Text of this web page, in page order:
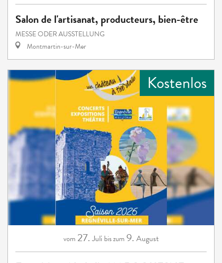
Salon de l'artisanat, producteurs, bien-être
MESSE ODER AUSSTELLUNG
Montmartin-sur-Mer
Kostenlos
vom 27. Juli bis zum9. August